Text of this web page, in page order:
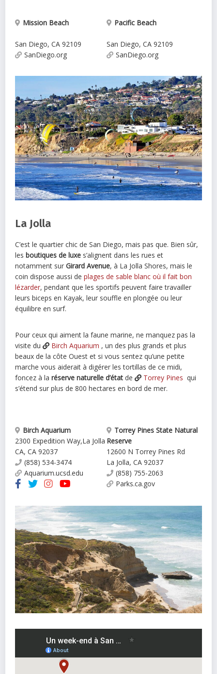
Mission Beach
San Diego, CA 92109
SanDiego.org
Pacific Beach
San Diego, CA 92109
SanDiego.org
La Jolla
C’est le quartier chic de San Diego, mais pas que. Bien sûr,
lesboutiques de luxe s’alignent dans les rues et
notamment surGirard Avenue, à La Jolla Shores, mais le
coin dispose aussi deplages de sable blanc où il fait bon
lézarder, pendant que les sportifs peuvent faire travailler
leurs biceps en Kayak, leur souffle en plongée ou leur
équilibre en surf.
Pour ceux qui aiment la faune marine, ne manquez pas la
visite du
Birch Aquarium , un des plus grands et plus
beaux de la côte Ouest et si vous sentez qu’une petite
marche vous aiderait à digérer les tortillas de ce midi,
foncez à laréserve naturelle d’état de Torrey Pines qui
s’étend sur plus de 800 hectares en bord de mer.
Birch Aquarium
2300 Expedition Way,La Jolla
CA, CA 92037
(858) 534-3474
Aquarium.ucsd.edu
Torrey Pines State Natural
Reserve
12600 N Torrey Pines Rd
La Jolla, CA 92037
(858) 755-2063
Parks.ca.gov